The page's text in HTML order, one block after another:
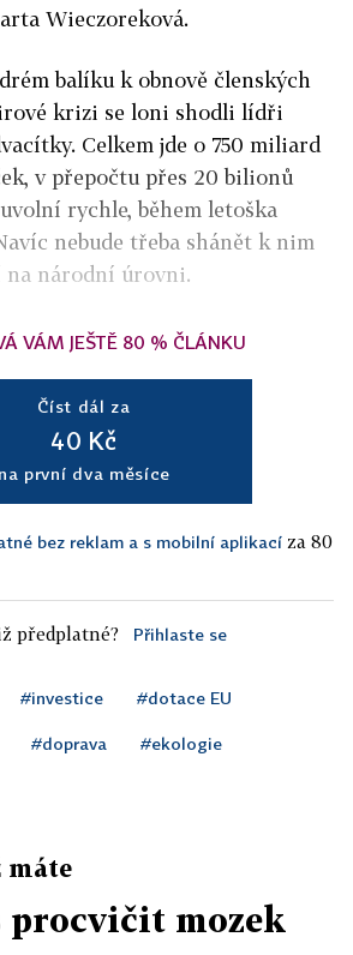
Wieczoreková.
balíku k obnově členských
krizi se loni shodli lídři
Celkem jde o 750 miliard
v přepočtu přes 20 bilionů
rychle, během letoška
nebude třeba shánět k nim
na národní úrovni.
VÁM JEŠTĚ 80 % ČLÁNKU
Číst dál za
40 Kč
na první dva měsíce
bez reklam a s mobilní aplikací za 80
předplatné? Přihlaste se
#investice #dotace EU
#doprava #ekologie
máte
procvičit mozek